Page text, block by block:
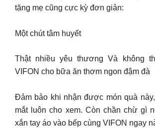
tặng mẹ cũng cực kỳ đơn giản:
Một chút tâm huyết
Thật nhiều yêu thương Và không
VIFON cho bữa ăn thơm ngon đậm đà
Đảm bảo khi nhận được món quà
mắt luôn cho xem. Còn chần chừ gì
xắn tay áo vào bếp cùng VIFON ngay